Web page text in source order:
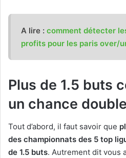
A lire : comment détecter
profits pour les paris over/
Plus de 1.5 buts
un chance double
Tout d’abord, il faut savoir que
des championnats des 5 top
de 1.5 buts. Autrement dit vous